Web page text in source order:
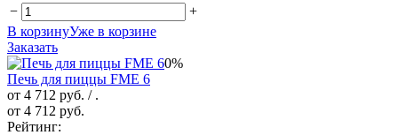
−
+
В корзинуУже в корзине
Заказать
0%
Печь для пиццы FME 6
от 4 712 руб. / .
от 4 712 руб.
Рейтинг: